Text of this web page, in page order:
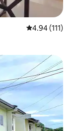
5 ರಲ್ಲಿ 4.94
4.94 (111)